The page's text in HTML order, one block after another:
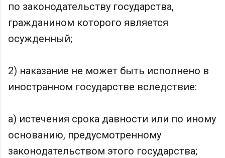
по законодательству государства,
гражданином которого является
осужденный;
2) наказание не может быть исполнено в
иностранном государстве вследствие:
а) истечения срока давности или по иному
основанию, предусмотренному
законодательством этого государства;